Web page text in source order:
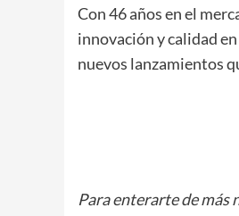
Con 46 años en el
innovación y calidad
nuevos lanzamientos
Para enterarte de más